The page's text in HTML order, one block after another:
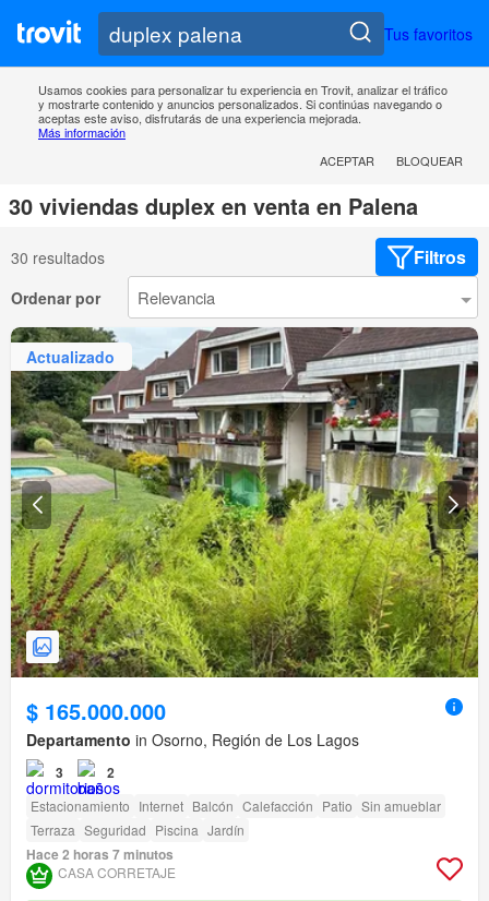
Tus favoritos
Usamos cookies para personalizar tu experiencia en Trovit, analizar el tráfico
y mostrarte contenido y anuncios personalizados. Si continúas navegando o
aceptas este aviso, disfrutarás de una experiencia mejorada.
Más información
ACEPTAR
BLOQUEAR
30 viviendas duplex en venta en Palena
30 resultados Filtros
Ordenar por
Actualizado
$ 165.000.000
Departamento in Osorno, Región de Los Lagos
3 2
Estacionamiento Internet Balcón Calefacción Patio Sin amueblar
Terraza Seguridad Piscina Jardín
Hace 2 horas 7 minutos
CASA CORRETAJE